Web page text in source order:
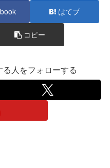
はてブ
コピー
人をフォローする